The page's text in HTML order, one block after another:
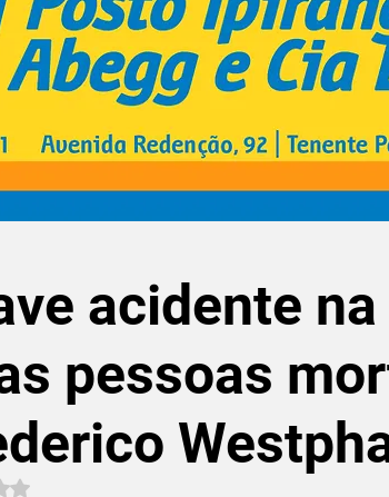
acidente
pessoas
com NaN de 5 estrelas.